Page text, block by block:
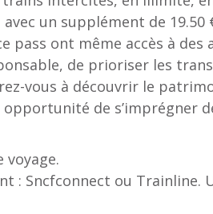
un supplément de
pass ont même accès à
de prioriser les
vous à découvrir le
de s’imprégner
voyage.
: Sncfconnect ou